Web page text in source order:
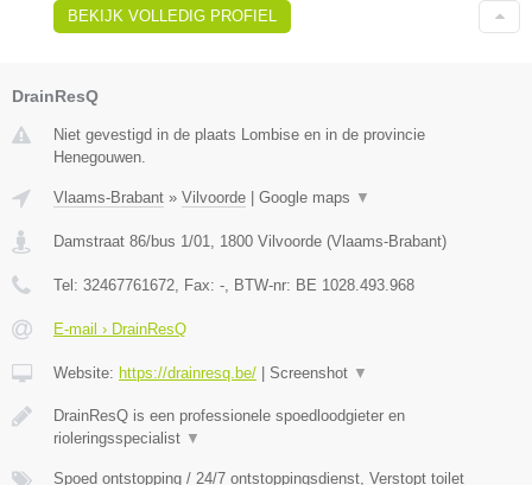
BEKIJK VOLLEDIG PROFIEL
DrainResQ
Niet gevestigd in de plaats Lombise en in de provincie
Henegouwen.
Vlaams-Brabant » Vilvoorde | Google maps ▼
Damstraat 86/bus 1/01 1800 Vilvoorde (Vlaams-Brabant)
Tel: 32467761672 , Fax: - , BTW-nr: BE 1028.493.968
E-mail › DrainResQ
Website: https://drainresq.be/ | Screenshot ▼
DrainResQ is een professionele spoedloodgieter en
rioleringsspecialist ▼
Spoed ontstopping / 24/7 ontstoppingsdienst, Verstopt toilet